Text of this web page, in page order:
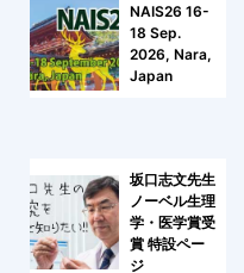
NAIS26 16-
18 Sep.
2026, Nara,
Japan
坂口志文先生
ノーベル生理
学・医学賞受
賞 特設ペー
ジ